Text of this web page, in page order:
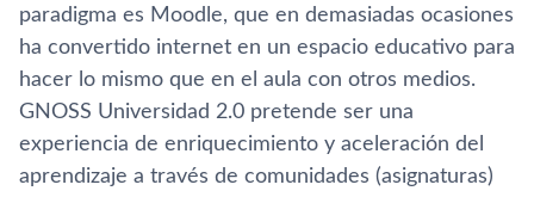
paradigma es Moodle, que en demasiadas ocasiones
ha convertido internet en un espacio educativo para
hacer lo mismo que en el aula con otros medios.
GNOSS Universidad 2.0 pretende ser una
experiencia de enriquecimiento y aceleración del
aprendizaje a través de comunidades (asignaturas)